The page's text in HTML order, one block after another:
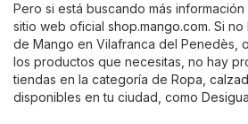
Pero si está buscando más
sitio web oficial shop.mango.com. Si
de Mango en Vilafranca del Penedès,
los productos que necesitas, no hay
tiendas en la categoría de Ropa,
disponibles en tu ciudad, como